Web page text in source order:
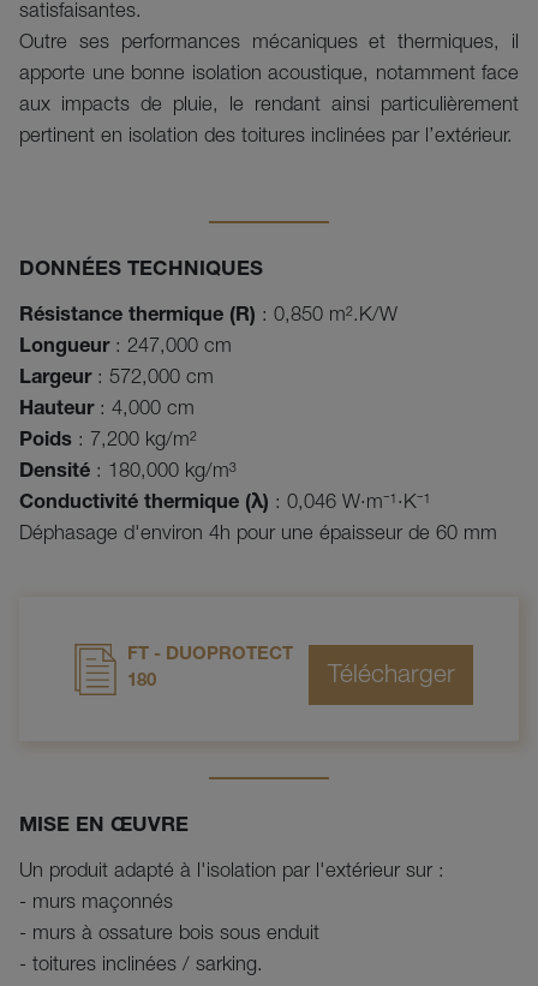
satisfaisantes.
Outre ses performances mécaniques et thermiques, il
apporte une bonne isolation acoustique, notamment face
aux impacts de pluie, le rendant ainsi particulièrement
pertinent en isolation des toitures inclinées par l’extérieur.
DONNÉES TECHNIQUES
Résistance thermique (R) : 0,850 m².K/W
Longueur: 247,000 cm
Largeur: 572,000 cm
Hauteur: 4,000 cm
Poids : 7,200 kg/m²
Densité : 180,000 kg/m³
Conductivité thermique (λ) : 0,046 W·m⁻¹·K⁻¹
Déphasage d'environ 4h pour une épaisseur de 60 mm
FT - DUOPROTECT
180
MISE EN ŒUVRE
Un produit adapté à l'isolation par l'extérieur sur :
- murs maçonnés
- murs à ossature bois sous enduit
- toitures inclinées / sarking.